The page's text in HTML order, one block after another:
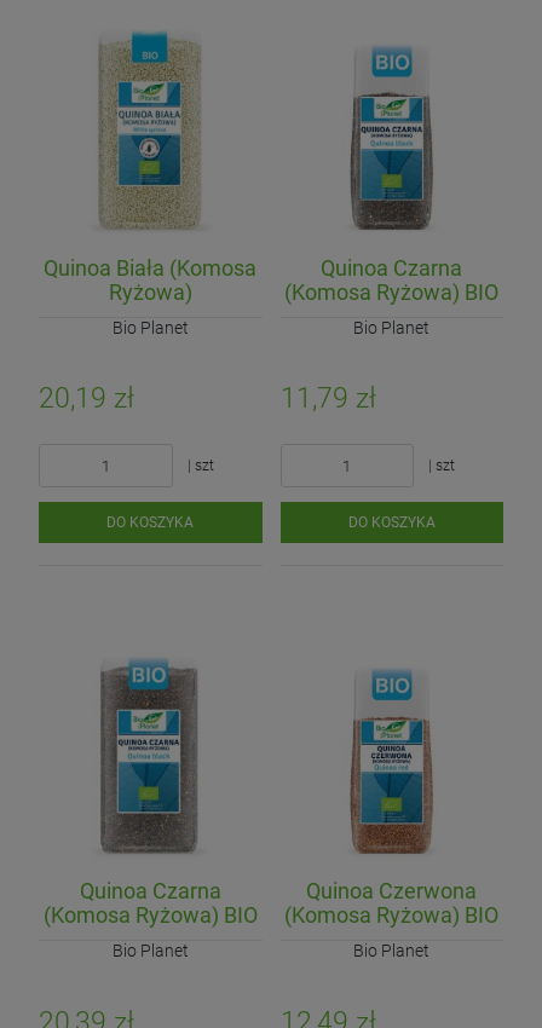
Quinoa Biała (Komosa
Ryżowa)
Bezglutenowa BIO 500
g
Bio Planet
20,19 zł
| szt
DO KOSZYKA
Quinoa Czarna
(Komosa Ryżowa) BIO
250 g
Bio Planet
11,79 zł
| szt
DO KOSZYKA
Quinoa Czarna
(Komosa Ryżowa) BIO
500 g
Bio Planet
Quinoa Czerwona
(Komosa Ryżowa) BIO
250 g
Bio Planet